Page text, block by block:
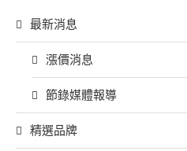
最新消息
漲價消息
節錄媒體報導
精選品牌